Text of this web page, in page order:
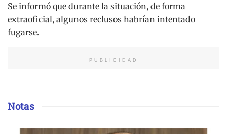
Se informó que durante la situación, de forma
extraoficial, algunos reclusos habrían intentado
fugarse.
PUBLICIDAD
Notas